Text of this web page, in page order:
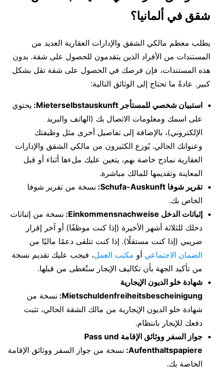
شقق في ألمانيا؟
يطلب معظم مالكي الشقق والإدارات العقارية العديد من
المستندات من الأفراد الذين يتقدمون للحصول على شقة. بدون
هذه المستندات، فإن فرصك في الحصول على شقة تقل بشكل
كبير. عادةً ما تحتاج إلى الوثائق التالية:
استبيان شخصي للمستأجر Mieterselbstauskunft:
يحتوي
على اسمك ومعلومات الاتصال بك (الهاتف والبريد
الإلكتروني)، بالإضافة إلى تفاصيل أخرى مثل وظيفتك
وعنوانك الحالي. يُوزع الكثيرون من مالكي الشقق والإدارات
العقارية نماذج خاصة بهم، يتعين عليك ملءها أثناء أو قبل
المعاينة وتقديمها للمالك مباشرة.
تقرير شوفا Schufa-Auskunft:
نسخة من تقرير شوفا
الخاص بك.
إثباتات الدخل Einkommensnachweise:
نسخة من إثباتات
دخلك للثلاثة أشهر الأخيرة (إذا كنت موظفًا) أو آخر إقرار
ضريبي (إذا كنت مستقلًا). إذا كنت تتلقى دعمًا ماليًا من
الضمان الاجتماعي أو مكتب العمل، فيجب عليك تقديم نسخة
من تأكيد الجهة بأن تكاليف الإيجار ستُغطى من قبلها.
شهادة خلو الديون الإيجارية
Mietschuldenfreiheitsbescheinigung: نسخة من
شهادة خلو الديون الإيجارية من مالك الشقة الحالي، تثبت
دفعك للإيجار بانتظام.
جواز السفر ووثائق الإقامة Pass und
Aufenthaltspapiere: نسخة من جواز السفر ووثائق الإقامة
الخاصة بك.